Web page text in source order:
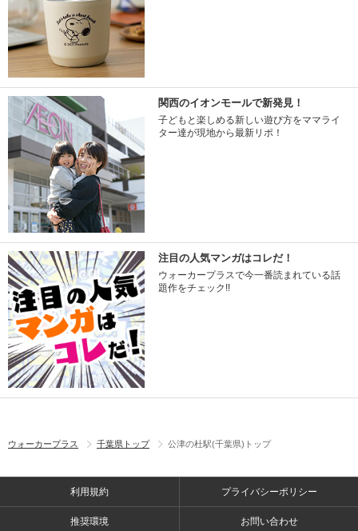
関西のイオンモールで新発見！
子どもと楽しめる新しい遊び方をママライ
ター達が現地から最新リポ！
注目の人気マンガはコレだ！
ウォーカープラスで今一番読まれている話
題作をチェック!!
ウォーカープラス 千葉県トップ 公津の杜駅(千葉県)トップ
利用規約 プライバシーポリシー
推奨環境 お問い合わせ